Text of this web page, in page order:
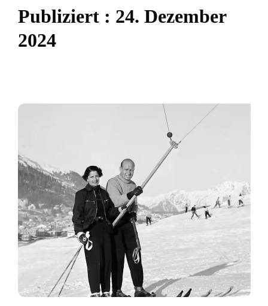
Publiziert : 24. Dezember
2024